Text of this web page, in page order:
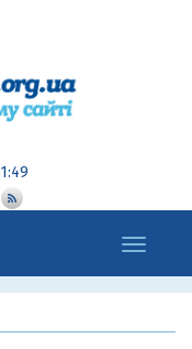
Toggle
navigation